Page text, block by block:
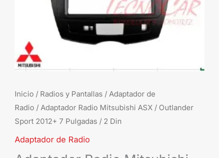
Inicio / Radios y Pantallas / Adaptador de
Radio / Adaptador Radio Mitsubishi ASX / Outlander
Sport 2012+ 7 Pulgadas / 2 Din
Adaptador de Radio
Din